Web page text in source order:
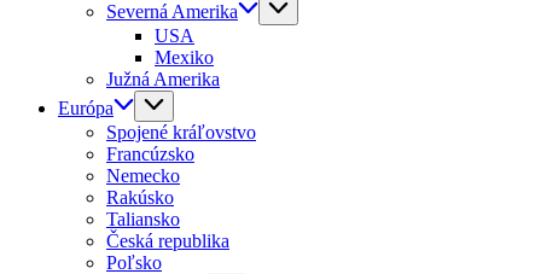
Severná Amerika
USA
Mexiko
Južná Amerika
Európa
Spojené kráľovstvo
Francúzsko
Nemecko
Rakúsko
Taliansko
Česká republika
Poľsko